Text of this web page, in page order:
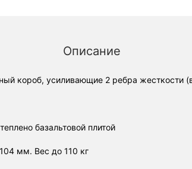
Описание
короб, усиливающие 2 ребра жесткости
базальтовой плитой
мм. Вес до 110 кг